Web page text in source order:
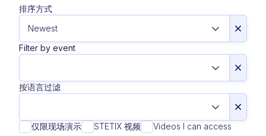
排序方式
Filter by event
按语言过滤
仅限现场演示 STETIX 视频 Videos I can access